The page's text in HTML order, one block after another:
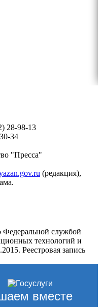
28-98-13
34
"Пресса"
(редакция),
Федеральной службой
технологий и
Реестровая запись
вместе